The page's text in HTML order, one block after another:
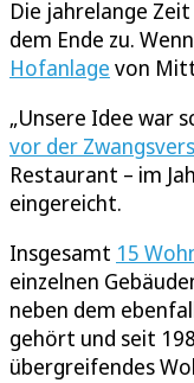
Die jahrelange
dem Ende zu.
Hofanlage von
„Unsere Idee war
vor der
Restaurant – im
eingereicht.
Insgesamt 15
einzelnen
neben dem
gehört und seit
übergreifendes